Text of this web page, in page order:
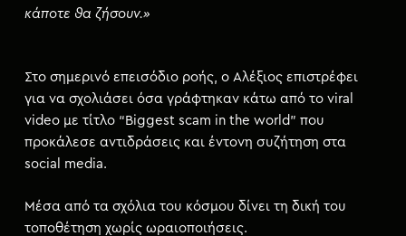
κάποτε θα ζήσουν.»
Στο σημερινό επεισόδιο ροής, ο Αλέξιος επιστρέφει
για να σχολιάσει όσα γράφτηκαν κάτω από το viral
video με τίτλο “Biggest scam in the world” που
προκάλεσε αντιδράσεις και έντονη συζήτηση στα
social media.
Μέσα από τα σχόλια του κόσμου δίνει τη δική του
τοποθέτηση χωρίς ωραιοποιήσεις.